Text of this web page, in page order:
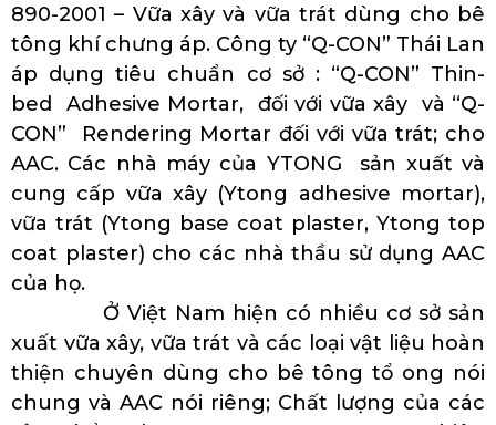
890-2001 – Vữa xây và vữa trát dùng cho bê
tông khí chưng áp. Công ty “Q-CON” Thái Lan
áp dụng tiêu chuẩn cơ sở : “Q-CON” Thin-
bed Adhesive Mortar, đối với vữa xây và “Q-
CON” Rendering Mortar đối với vữa trát; cho
AAC. Các nhà máy của YTONG sản xuất và
cung cấp vữa xây (Ytong adhesive mortar),
vữa trát (Ytong base coat plaster, Ytong top
coat plaster) cho các nhà thầu sử dụng AAC
của họ.
Ở Việt Nam hiện có nhiều cơ sở sản
xuất vữa xây, vữa trát và các loại vật liệu hoàn
thiện chuyên dùng cho bê tông tổ ong nói
chung và AAC nói riêng; Chất lượng của các